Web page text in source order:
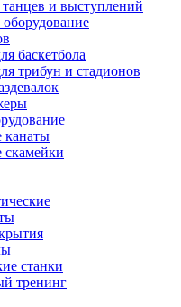
и выступлений
баскетбола
трибун и стадионов
канаты
скамейки
станки
тренинг